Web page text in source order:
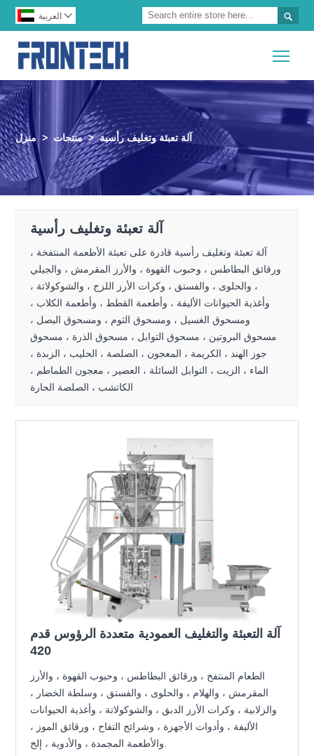
 العربية 
منزل > منتجات > آلة تعبئة وتغليف رأسية
آلة تعبئة وتغليف رأسية
آلة تعبئة وتغليف رأسية قادرة على تعبئة الأطعمة المنتفخة ،
ورقائق البطاطس ، وحبوب القهوة ، والأرز المقرمش ، والجيلي
، والحلوى ، والفستق ، وكرات الأرز اللزج ، والشوكولاتة ،
وأغذية الحيوانات الأليفة ، وأطعمة القطط ، وأطعمة الكلاب ،
ومسحوق الغسيل ، ومسحوق الثوم ، ومسحوق البصل ،
مسحوق البروتين ، مسحوق التوابل ، مسحوق الذرة ، مسحوق
جوز الهند ، الكريمة ، المعجون ، الصلصة ، الحليب ، الزبدة ،
الماء ، الزيت ، التوابل السائلة ، العصير ، معجون الطماطم ،
الكاتشب ، الصلصة الحارة
آلة التعبئة والتغليف العمودية متعددة الرؤوس قدم
420
الطعام المنتفخ ، ورقائق البطاطس ، وحبوب القهوة ، والأرز
المقرمش ، والهلام ، والحلوى ، والفستق ، وسلطة الخضار ،
والزلابية ، وكرات الأرز الدبق ، والشوكولاتة ، وأغذية الحيوانات
الأليفة ، وأدوات الأجهزة ، وشرائح التفاح ، ورقائق الموز ،